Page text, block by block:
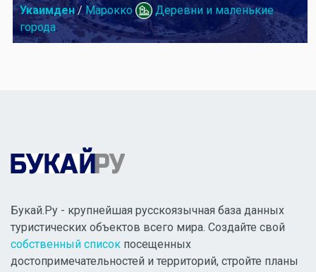
Укаимден/ Марокко
Деревни и маленькие
города
Букай.Ру - крупнейшая русскоязычная база данных
туристических объектов всего мира. Создайте свой
собственный список посещенных
достопримечательностей и территорий, стройте планы